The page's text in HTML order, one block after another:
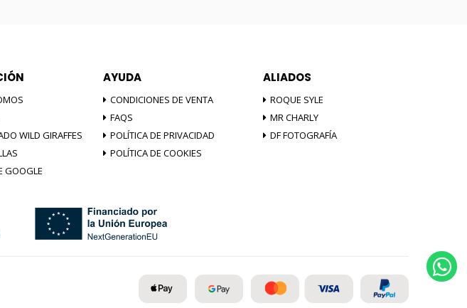
WILD GIRAFFES
GOOGLE
AYUDA
CONDICIONES DE VENTA
FAQS
POLÍTICA DE PRIVACIDAD
POLÍTICA DE COOKIES
ALIADOS
ROQUE SYLE
MR CHARLY
DF FOTOGRAFÍA